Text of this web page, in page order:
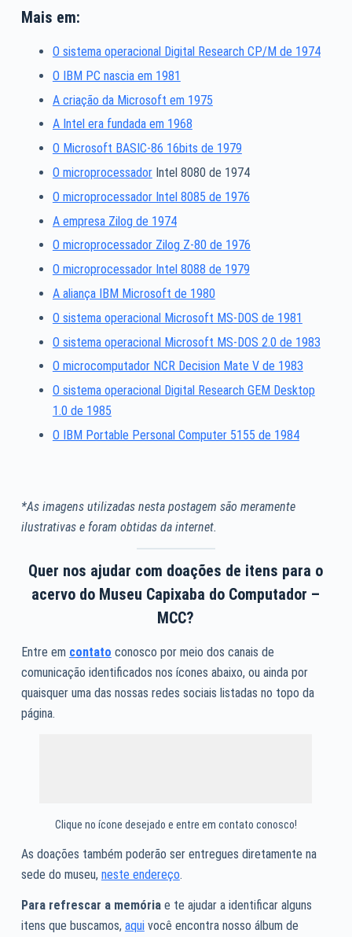
Mais em:
O sistema operacional Digital Research CP/M de 1974
O IBM PC nascia em 1981
A criação da Microsoft em 1975
A Intel era fundada em 1968
O Microsoft BASIC-86 16bits de 1979
O microprocessadorIntel 8080 de 1974
O microprocessador Intel 8085 de 1976
A empresa Zilog de 1974
O microprocessador Zilog Z-80 de 1976
O microprocessador Intel 8088 de 1979
A aliança IBM Microsoft de 1980
O sistema operacional Microsoft MS-DOS de 1981
O sistema operacional Microsoft MS-DOS 2.0 de 1983
O microcomputador NCR Decision Mate V de 1983
O sistema operacional Digital Research GEM Desktop
1.0 de 1985
O IBM Portable Personal Computer 5155 de 1984
*As imagens utilizadas nesta postagem são meramente
ilustrativas e foram obtidas da internet.
Quer nos ajudar com doações de itens para o
acervo do Museu Capixaba do Computador –
MCC?
Entre em contato conosco por meio dos canais de
comunicação identificados nos ícones abaixo, ou ainda por
quaisquer uma das nossas redes sociais listadas no topo da
página.
Clique no ícone desejado e entre em contato conosco!
As doações também poderão ser entregues diretamente na
sede do museu, neste endereço.
Para refrescar a memóriae te ajudar a identificar alguns
itens que buscamos, aquivocê encontra nosso álbum de